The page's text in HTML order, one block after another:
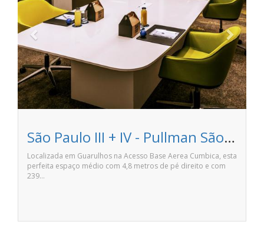
São Paulo III + IV - Pullman São Paulo Guarulhos Airport
Localizada em Guarulhos na Acesso Base Aerea Cumbica, esta
perfeita espaço médio com 4,8 metros de pé direito e com
239…